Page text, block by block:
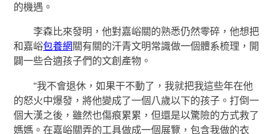
的機遇。
李森比來發明，他對嘉峪關的熟悉仍然零碎，他想把
和嘉峪包養網 關有關的汗青文明常識做一個體系梳理，開
闢一些合適孩子們的文創產物。
“我不會退休，如果干不動了，我就把我這些年在他
的怒火中爆發，將他變成了一個八歲以下的孩子。打倒一
個大漢之後，雖然也傷痕累累，但還是以驚險的方式救了
媽媽。在嘉峪關弄的工具做成一個展覽，包含我做的衣